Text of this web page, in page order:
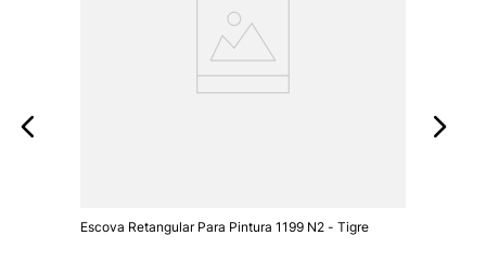
Escova Retangular Para Pintura 1199 N2 - Tigre